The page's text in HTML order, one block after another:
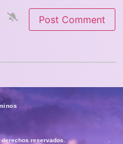
derechos reservados.